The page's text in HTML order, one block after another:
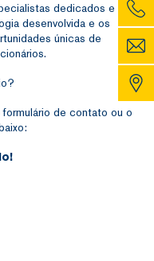
dedicados e
desenvolvida e os
únicas de
de contato ou o